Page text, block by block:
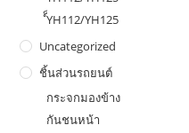
ํ็YH112/YH125
Uncategorized
ชิ้นส่วนรถยนต์
กระจกมองข้าง
กันชนหน้า